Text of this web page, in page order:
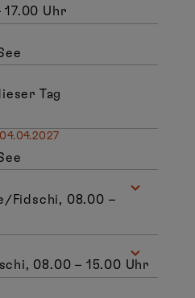
17.00 Uhr
Tag
Fidschi, 08.00 –
08.00 – 15.00 Uhr